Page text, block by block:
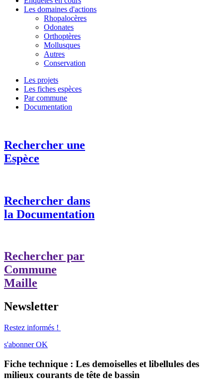
Les domaines d'actions
Rhopalocères
Odonates
Orthoptères
Mollusques
Autres
Conservation
Les projets
Les fiches espèces
Par commune
Documentation
Rechercher une
Espèce
Rechercher dans
la Documentation
Rechercher par
Commune
Maille
Newsletter
Restez informés !
s'abonner OK
Fiche technique : Les demoiselles et libellules des
milieux courants de tête de bassin